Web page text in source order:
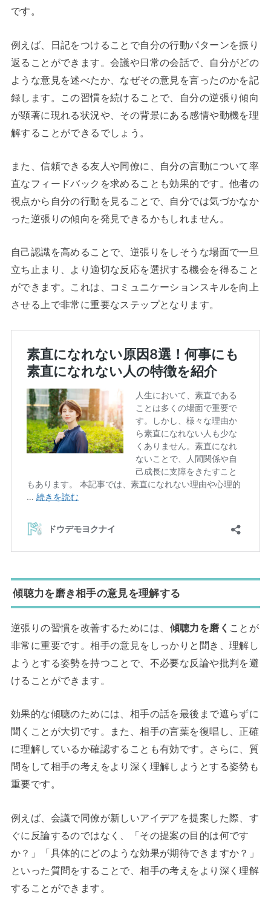
です。
例えば、日記をつけることで自分の行動パターンを振り
返ることができます。会議や日常の会話で、自分がどの
ような意見を述べたか、なぜその意見を言ったのかを記
録します。この習慣を続けることで、自分の逆張り傾向
が顕著に現れる状況や、その背景にある感情や動機を理
解することができるでしょう。
また、信頼できる友人や同僚に、自分の言動について率
直なフィードバックを求めることも効果的です。他者の
視点から自分の行動を見ることで、自分では気づかなか
った逆張りの傾向を発見できるかもしれません。
自己認識を高めることで、逆張りをしそうな場面で一旦
立ち止まり、より適切な反応を選択する機会を得ること
ができます。これは、コミュニケーションスキルを向上
させる上で非常に重要なステップとなります。
傾聴力を磨き相手の意見を理解する
逆張りの習慣を改善するためには、 傾聴力を磨く ことが
非常に重要です。相手の意見をしっかりと聞き、理解し
ようとする姿勢を持つことで、不必要な反論や批判を避
けることができます。
効果的な傾聴のためには、相手の話を最後まで遮らずに
聞くことが大切です。また、相手の言葉を復唱し、正確
に理解しているか確認することも有効です。さらに、質
問をして相手の考えをより深く理解しようとする姿勢も
重要です。
例えば、会議で同僚が新しいアイデアを提案した際、す
ぐに反論するのではなく、「その提案の目的は何です
か？」「具体的にどのような効果が期待できますか？」
といった質問をすることで、相手の考えをより深く理解
することができます。